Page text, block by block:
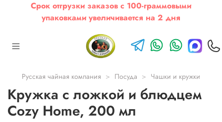
Срок отгрузки заказов с 100-граммовыми
упаковками увеличивается на 2 дня
Русская чайная компания Посуда Чашки и кружки
Кружка с ложкой и блюдцем
Cozy Home, 200 мл